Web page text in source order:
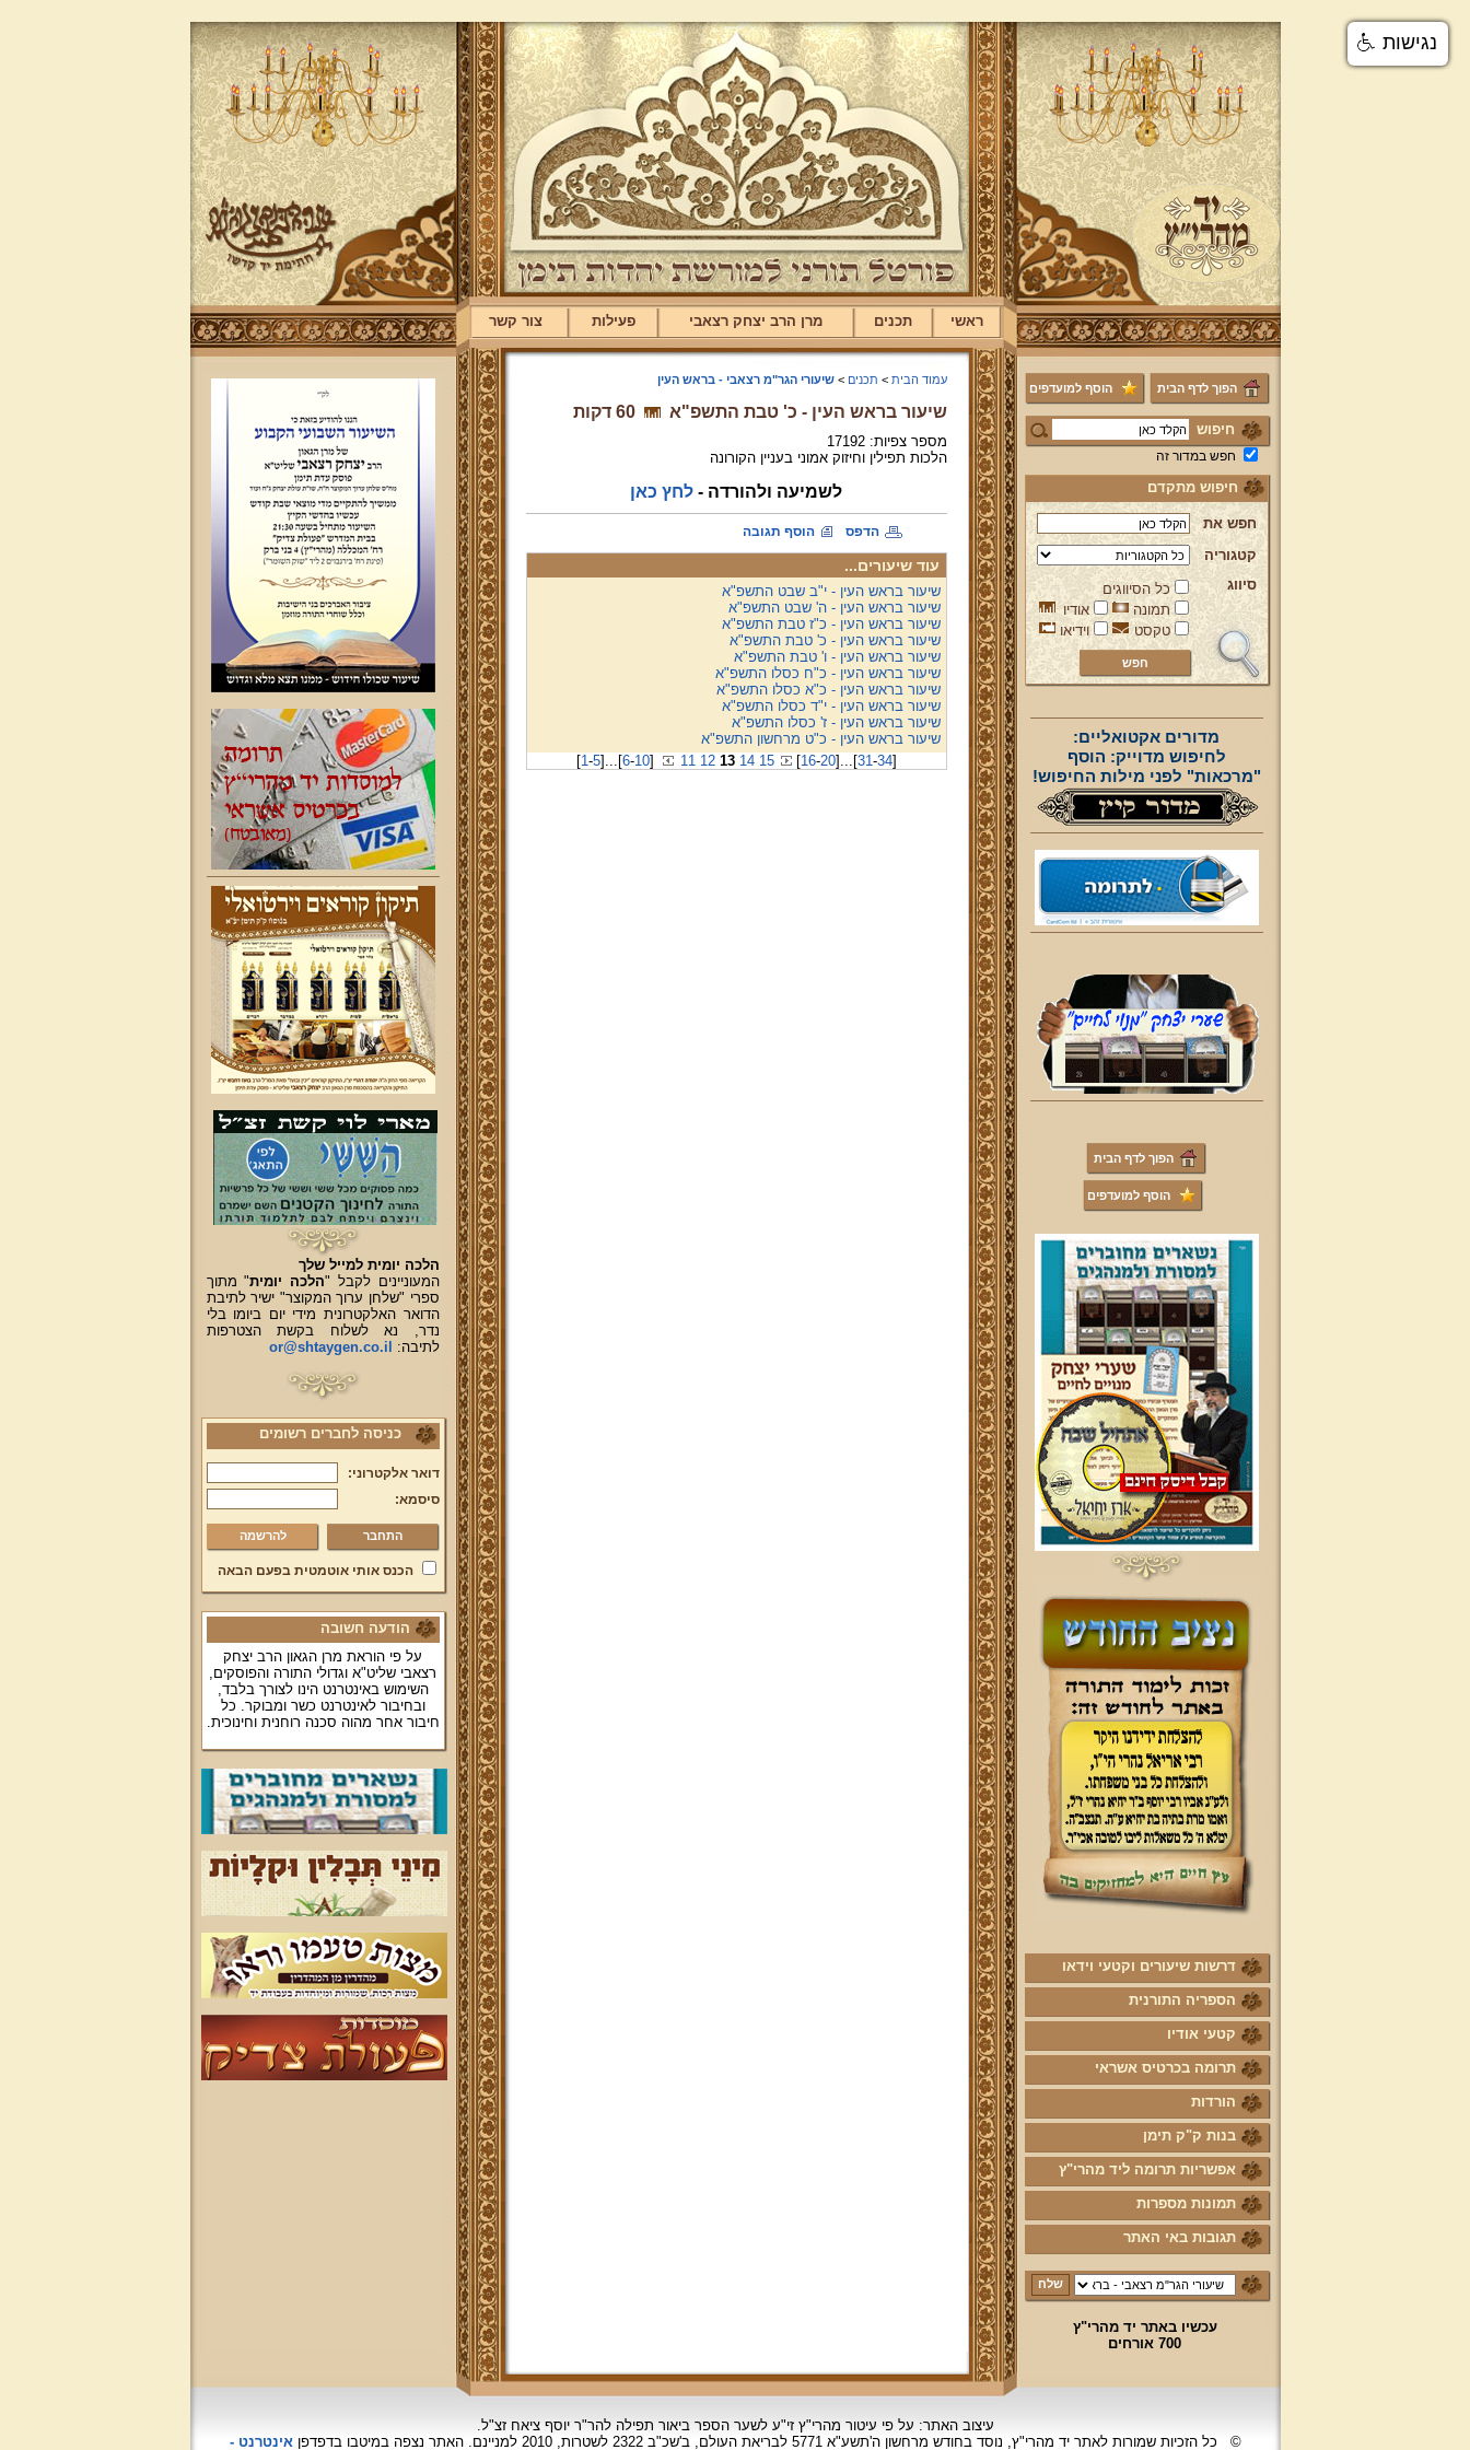
ראשי תכנים מרן הרב יצחק רצאבי פעילות צור קשר
הפוך לדף הבית הוסף למועדפים
חיפוש
חפש במדור זה
חיפוש מתקדם
חפש את
קטגוריה
סיווג
כל הסיווגים
תמונה
אודיו
טקסט
וידיאו
מדורים אקטואליים:
לחיפוש מדוייק: הוסף
"מרכאות" לפני מילות החיפוש!
הפוך לדף הבית
הוסף למועדפים
דרשות שיעורים וקטעי וידאו
הספריה התורנית
קטעי אודיו
תרומה בכרטיס אשראי
הורדות
בנות ק"ק תימן
אפשריות תרומה ליד מהרי"ץ
תמונות מספרות
תגובות באי האתר
עכשיו באתר יד מהרי"ץ
700 אורחים
עמוד הבית > תכנים >שיעורי הגר"מ רצאבי - בראש העין
שיעור בראש העין - כ' טבת התשפ"א 60 דקות
מספר צפיות: 17192
הלכות תפילין וחיזוק אמוני בעניין הקורונה
לשמיעה ולהורדה - לחץ כאן
הדפס הוסף תגובה
עוד שיעורים...
שיעור בראש העין - י"ב שבט התשפ"א
שיעור בראש העין - ה' שבט התשפ"א
שיעור בראש העין - כ"ז טבת התשפ"א
שיעור בראש העין - כ' טבת התשפ"א
שיעור בראש העין - ו' טבת התשפ"א
שיעור בראש העין - כ"ח כסלו התשפ"א
שיעור בראש העין - כ"א כסלו התשפ"א
שיעור בראש העין - י"ד כסלו התשפ"א
שיעור בראש העין - ז' כסלו התשפ"א
שיעור בראש העין - כ"ט מרחשון התשפ"א
[1-5] ... [6-10] 11 12 13 14 15 [16-20] ... [31-34]
הלכה יומית למייל שלך
המעוניינים לקבל "הלכה יומית" מתוך
ספרי "שלחן ערוך המקוצר" ישיר לתיבת
הדואר האלקטרונית מידי יום ביומו בלי
נדר, נא לשלוח בקשת הצטרפות
לתיבה:
or@shtaygen.co.il
כניסה לחברים רשומים
דואר אלקטרוני:
סיסמא:
להרשמה
הכנס אותי אוטמטית בפעם הבאה
הודעה חשובה
על פי הוראת מרן הגאון הרב יצחק
רצאבי שליט"א וגדולי התורה והפוסקים,
השימוש באינטרנט הינו לצורך בלבד,
ובחיבור לאינטרנט כשר ומבוקר. כל
חיבור אחר מהוה סכנה רוחנית וחינוכית.
עיצוב האתר: על פי עיטור מהרי"ץ זי"ע לשער הספר ביאור תפילה להר"ר יוסף ציאח זצ"ל.
©
כל הזכיות שמורות לאתר יד מהרי"ץ, נוסד בחודש מרחשוןה'תשע"א 5771 לבריאת העולם, ב'שכ"ב 2322 לשטרות, 2010 למניינם. האתר נצפהבמיטבו בדפדפןאינטרנט -
נגישות